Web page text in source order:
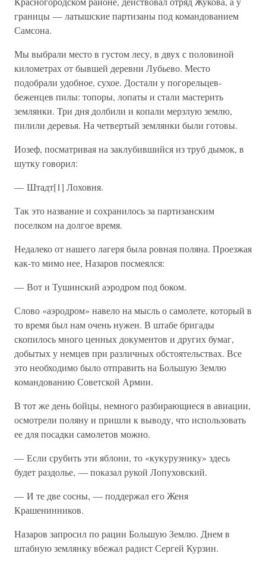
границы — латышские партизаны под командованием
Самсона.
Мы выбрали место в густом лесу, в двух с половиной
километрах от бывшей деревни Лубьево. Место
подобрали удобное, сухое. Достали у погорельцев-
беженцев пилы: топоры, лопаты и стали мастерить
землянки. Три дня долбили и копали мерзлую землю,
пилили деревья. На четвертый землянки были готовы.
Иозеф, посматривая на заклубившийся из труб дымок, в
шутку говорил:
— Штадт[1] Лоховня.
Так это название и сохранилось за партизанским
поселком на долгое время.
Недалеко от нашего лагеря была ровная поляна. Проезжая
как-то мимо нее, Назаров посмеялся:
— Вот и Тушинский аэродром под боком.
Слово «аэродром» навело на мысль о самолете, который в
то время был нам очень нужен. В штабе бригады
скопилось много ценных документов и других бумаг,
добытых у немцев при различных обстоятельствах. Все
это необходимо было отправить на Большую Землю
командованию Советской Армии.
В тот же день бойцы, немного разбирающиеся в авиации,
осмотрели поляну и пришли к выводу, что использовать
ее для посадки самолетов можно.
— Если срубить эти яблони, то «кукурузнику» здесь
будет раздолье, — показал рукой Лопуховский.
— И те две сосны, — поддержал его Женя
Крашенинников.
Назаров запросил по рации Большую Землю. Днем в
штабную землянку вбежал радист Сергей Курзин.